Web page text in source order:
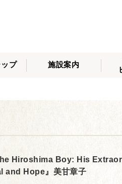
プ
の種
ス
施設案内
Hiroshima Boy: His
and Hope』美甘章子